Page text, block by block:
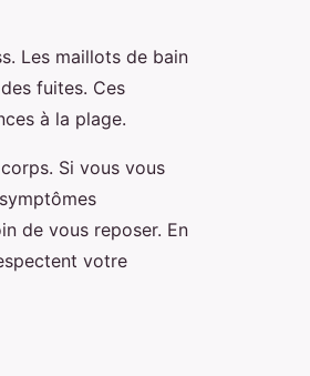
Les maillots de bain
fuites. Ces
à la plage.
Si vous vous
de vous reposer. En
votre